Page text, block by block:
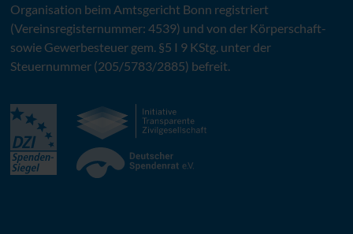
Organisation beim Amtsgericht Bonn registriert
(Vereinsregisternummer: 4539) und von der Körperschaft-
sowie Gewerbesteuer gem. §5 I 9 KStg. unter der
Steuernummer (205/5783/2885) befreit.